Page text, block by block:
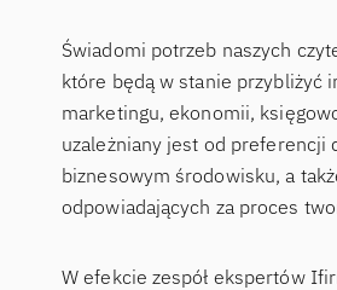
Świadomi potrzeb naszych
które będą w stanie przybliżyć
marketingu, ekonomii,
uzależniany jest od preferencji
biznesowym środowisku, a
odpowiadających za proces
W efekcie zespół ekspertów